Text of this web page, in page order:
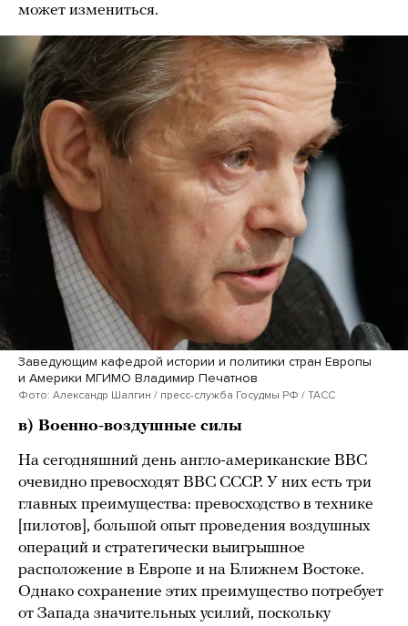
может измениться.
Заведующим кафедрой истории и политики стран Европы
и Америки МГИМО Владимир Печатнов
Фото: Александр Шалгин / пресс-служба Госудмы РФ / ТАСС
в) Военно-воздушные силы
На сегодняшний день англо-американские ВВС
очевидно превосходят ВВС СССР. У них есть три
главных преимущества: превосходство в технике
[пилотов], большой опыт проведения воздушных
операций и стратегически выигрышное
расположение в Европе и на Ближнем Востоке.
Однако сохранение этих преимущество потребует
от Запада значительных усилий, поскольку